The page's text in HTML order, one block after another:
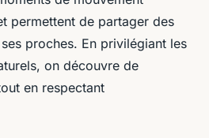
permettent de partager des
proches. En privilégiant les
on découvre de
en respectant